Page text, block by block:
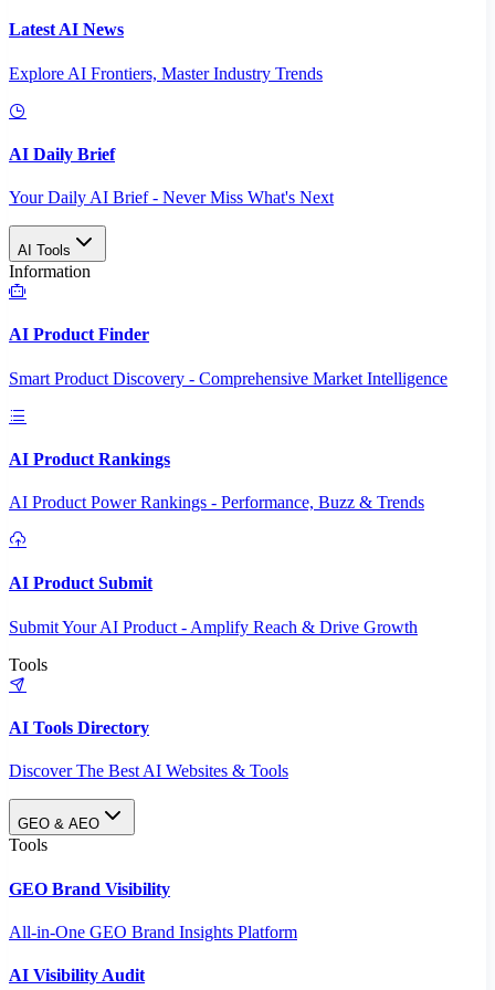
Latest AI News
Explore AI Frontiers, Master Industry Trends
AI Daily Brief
Your Daily AI Brief - Never Miss What's Next
AI Tools
Information
AI Product Finder
Smart Product Discovery - Comprehensive Market Intelligence
AI Product Rankings
AI Product Power Rankings - Performance, Buzz & Trends
AI Product Submit
Submit Your AI Product - Amplify Reach & Drive Growth
Tools
AI Tools Directory
Discover The Best AI Websites & Tools
GEO & AEO
Tools
GEO Brand Visibility
All-in-One GEO Brand Insights Platform
AI Visibility Audit